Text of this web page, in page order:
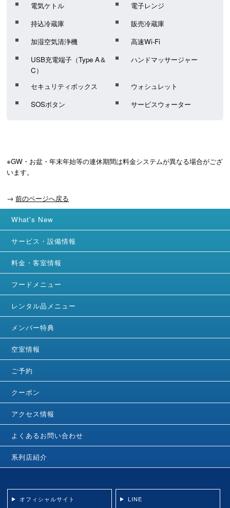
電気ケトル
電子レンジ
持込冷蔵庫
販売冷蔵庫
加湿空気清浄機
高速Wi-Fi
USB充電端子（Type A＆
C）
ハンドマッサージャー
セキュリティボックス
ウォシュレット
SOSボタン
サービスウォーター
※GW・お盆・年末年始等の連休期間は料金システムが異なる場合がござ
います。
→ 前のページへ戻る
What's New
サービス・設備情報
料金・客室情報
フードメニュー
レンタル品メニュー
メンバー特典
空室情報
ご予約
クーポン
アクセス情報
よくあるお問い合わせ
系列店紹介
オフィシャルサイト LINE